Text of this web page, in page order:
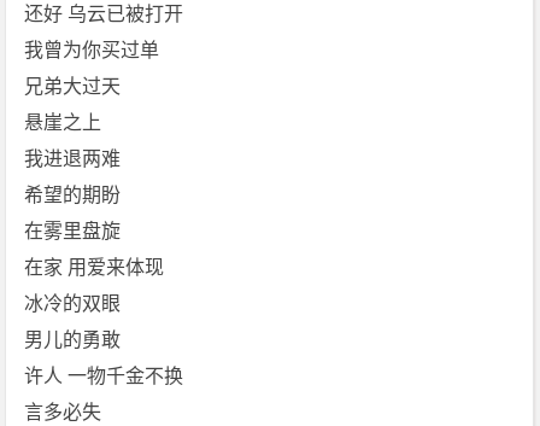
还好 乌云已被打开
我曾为你买过单
兄弟大过天
悬崖之上
我进退两难
希望的期盼
在雾里盘旋
在家 用爱来体现
冰冷的双眼
男儿的勇敢
许人 一物千金不换
言多必失